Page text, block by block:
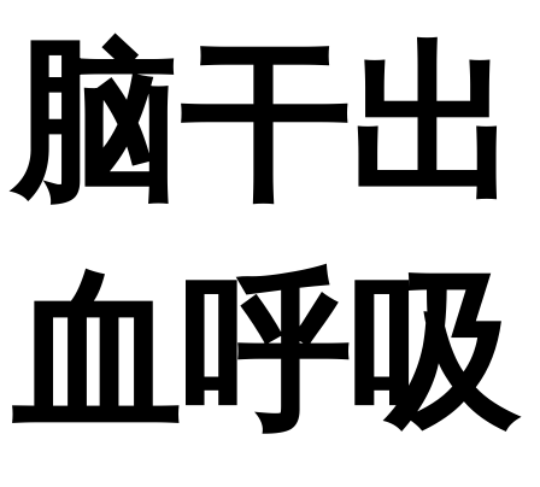
脑干出
血呼吸